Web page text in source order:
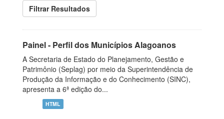
Filtrar Resultados
Painel - Perfil dos Municípios Alagoanos
A Secretaria de Estado do Planejamento, Gestão e
Patrimônio (Seplag) por meio da Superintendência de
Produção da Informação e do Conhecimento (SINC),
apresenta a 6ª edição do...
HTML